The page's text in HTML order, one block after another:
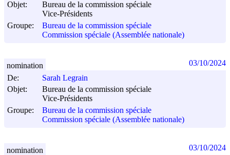
Objet:
Bureau de la commission spéciale
Vice-Présidents
Groupe:
Bureau de la commission spéciale
Commission spéciale (Assemblée nationale)
De:
Sarah Legrain
Objet:
Bureau de la commission spéciale
Vice-Présidents
Groupe:
Bureau de la commission spéciale
Commission spéciale (Assemblée nationale)
nomination 03/10/2024
nomination 03/10/2024